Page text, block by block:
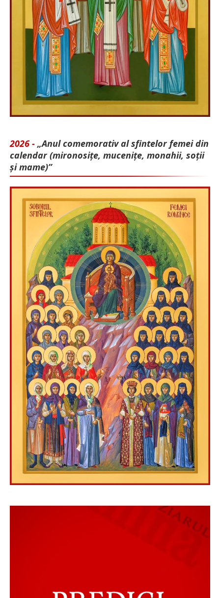
2026 - „Anul comemorativ al sfintelor femei din
calendar (mironosițe, mu­cenițe, monahii, soții
și mame)”